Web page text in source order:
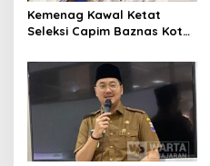
Kemenag Kawal Ketat
Seleksi Capim Baznas Kota
Komisioner Baznas
Berintegritas